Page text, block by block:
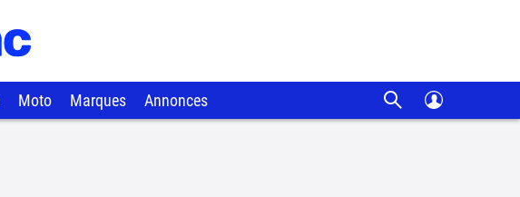
Moto Marques Annonces